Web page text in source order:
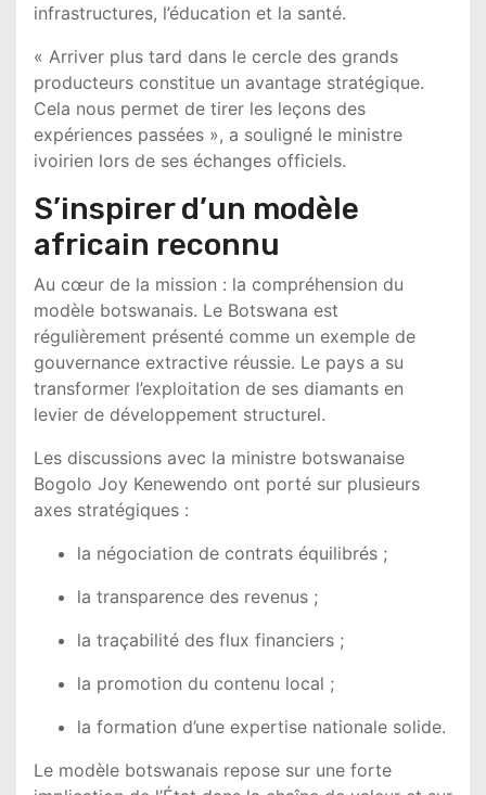
infrastructures, l’éducation et la santé.
« Arriver plus tard dans le cercle des grands
producteurs constitue un avantage stratégique.
Cela nous permet de tirer les leçons des
expériences passées », a souligné le ministre
ivoirien lors de ses échanges officiels.
S’inspirer d’un modèle
africain reconnu
Au cœur de la mission : la compréhension du
modèle botswanais. Le Botswana est
régulièrement présenté comme un exemple de
gouvernance extractive réussie. Le pays a su
transformer l’exploitation de ses diamants en
levier de développement structurel.
Les discussions avec la ministre botswanaise
Bogolo Joy Kenewendo ont porté sur plusieurs
axes stratégiques :
la négociation de contrats équilibrés ;
la transparence des revenus ;
la traçabilité des flux financiers ;
la promotion du contenu local ;
la formation d’une expertise nationale solide.
Le modèle botswanais repose sur une forte